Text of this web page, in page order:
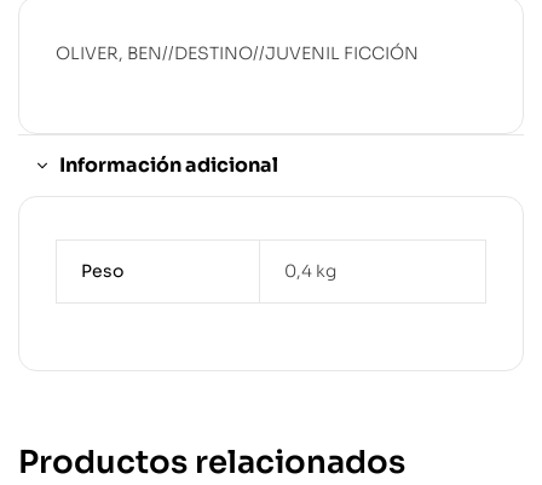
OLIVER, BEN//DESTINO//JUVENIL FICCIÓN
Información adicional
Peso 0,4 kg
Productos relacionados